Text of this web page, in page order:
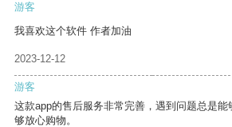
游客
我喜欢这个软件 作者加油
2023-12-12
游客
这款app的售后服务非常完善，遇到问题总是
够放心购物。